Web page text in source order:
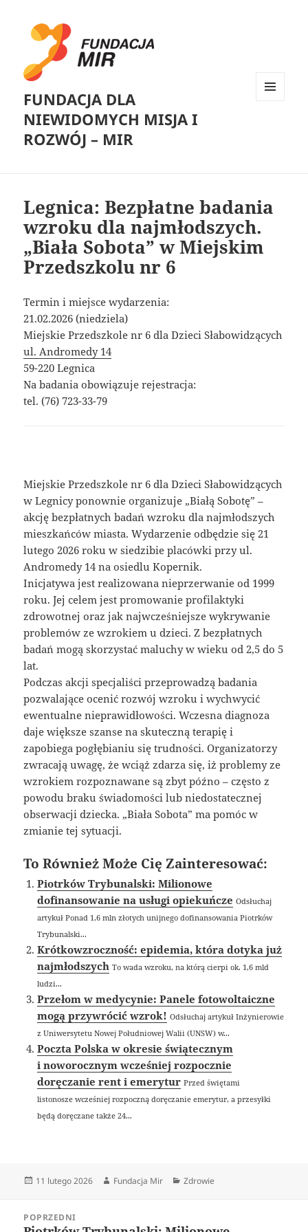
FUNDACJA DLA
NIEWIDOMYCH MISJA I
ROZWÓJ – MIR
Legnica: Bezpłatne badania
wzroku dla najmłodszych.
„Biała Sobota” w Miejskim
Przedszkolu nr 6
Termin i miejsce wydarzenia:
21.02.2026 (niedziela)
Miejskie Przedszkole nr 6 dla Dzieci Słabowidzących
ul. Andromedy 14
59-220 Legnica
Na badania obowiązuje rejestracja:
tel. (76) 723-33-79
Miejskie Przedszkole nr 6 dla Dzieci Słabowidzących
w Legnicy ponownie organizuje „Białą Sobotę” –
akcję bezpłatnych badań wzroku dla najmłodszych
mieszkańców miasta. Wydarzenie odbędzie się 21
lutego 2026 roku w siedzibie placówki przy ul.
Andromedy 14 na osiedlu Kopernik.
Inicjatywa jest realizowana nieprzerwanie od 1999
roku. Jej celem jest promowanie profilaktyki
zdrowotnej oraz jak najwcześniejsze wykrywanie
problemów ze wzrokiem u dzieci. Z bezpłatnych
badań mogą skorzystać maluchy w wieku od 2,5 do 5
lat.
Podczas akcji specjaliści przeprowadzą badania
pozwalające ocenić rozwój wzroku i wychwycić
ewentualne nieprawidłowości. Wczesna diagnoza
daje większe szanse na skuteczną terapię i
zapobiega pogłębianiu się trudności. Organizatorzy
zwracają uwagę, że wciąż zdarza się, iż problemy ze
wzrokiem rozpoznawane są zbyt późno – często z
powodu braku świadomości lub niedostatecznej
obserwacji dziecka. „Biała Sobota” ma pomóc w
zmianie tej sytuacji.
To Również Może Cię Zainteresować:
Piotrków Trybunalski: Milionowe
dofinansowanie na usługi opiekuńcze Odsłuchaj
artykuł Ponad 1,6 mln złotych unijnego dofinansowania Piotrków
Trybunalski...
Krótkowzroczność: epidemia, która dotyka już
najmłodszych To wada wzroku, na którą cierpi ok. 1,6 mld
ludzi...
Przełom w medycynie: Panele fotowoltaiczne
mogą przywrócić wzrok! Odsłuchaj artykuł Inżynierowie
z Uniwersytetu Nowej Południowej Walii (UNSW) w...
Poczta Polska w okresie świątecznym
i noworocznym wcześniej rozpocznie
doręczanie rent i emerytur Przed świętami
listonosze wcześniej rozpoczną doręczanie emerytur, a przesyłki
będą doręczane także 24...
Data
11 lutego 2026 Autor
Fundacja Mir Kategorie
Zdrowie
wpisuPOPRZEDNI